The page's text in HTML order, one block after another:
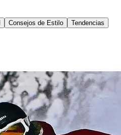
Consejos de Estilo
Tendencias